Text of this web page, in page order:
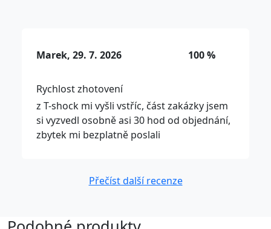
Marek, 29. 7. 2026 100 %
Rychlost zhotovení
z T-shock mi vyšli vstříc, část zakázky jsem
si vyzvedl osobně asi 30 hod od objednání,
zbytek mi bezplatně poslali
Přečíst další recenze